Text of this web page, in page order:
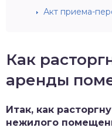
Акт приема-
Как
аренды
Итак, как
нежилого